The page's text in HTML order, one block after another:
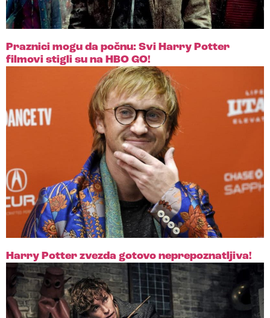
Praznici mogu da počnu: Svi Harry Potter
filmovi stigli su na HBO GO!
Harry Potter zvezda gotovo neprepoznatljiva!